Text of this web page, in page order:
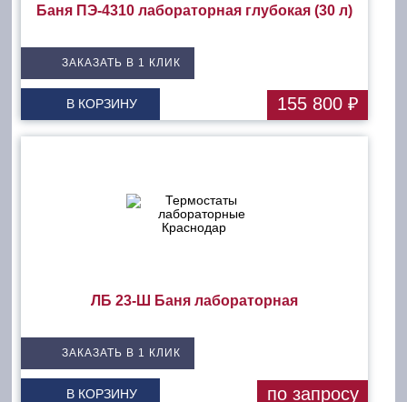
Баня ПЭ-4310 лабораторная глубокая (30 л)
ЗАКАЗАТЬ В 1 КЛИК
В КОРЗИНУ 155 800 ₽
ЛБ 23-Ш Баня лабораторная
ЗАКАЗАТЬ В 1 КЛИК
В КОРЗИНУ по запросу